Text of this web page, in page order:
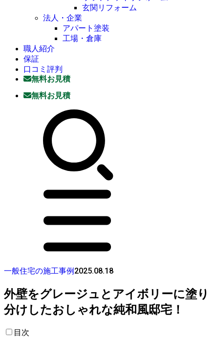
玄関リフォーム
法人・企業
アパート塗装
工場・倉庫
職人紹介
保証
口コミ評判
無料お見積
無料お見積
一般住宅の施工事例 2025.08.18
外壁をグレージュとアイボリーに塗り
分けしたおしゃれな純和風邸宅！
目次